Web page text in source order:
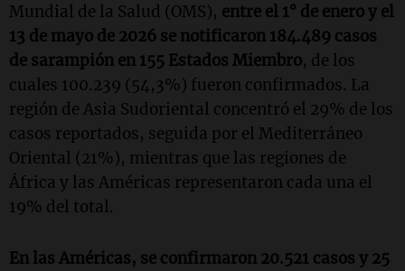
Mundial de la Salud (OMS), entre el 1° de enero y el
13 de mayo de 2026 se notificaron 184.489 casos
de sarampión en 155 Estados Miembro, de los
cuales 100.239 (54,3%) fueron confirmados. La
región de Asia Sudoriental concentró el 29% de los
casos reportados, seguida por el Mediterráneo
Oriental (21%), mientras que las regiones de
África y las Américas representaron cada una el
19% del total.
En las Américas, se confirmaron 20.521 casos y 25